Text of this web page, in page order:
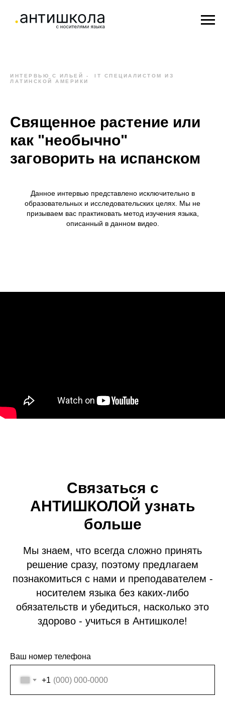
ИНТЕРВЬЮ С ИЛЬЕЙ - IT СПЕЦИАЛИСТОМ ИЗ
ЛАТИНСКОЙ АМЕРИКИ
Священное растение или
как "необычно"
заговорить на испанском
Данное интервью представлено исключительно в
образовательных и исследовательских целях. Мы не
призываем вас практиковать метод изучения языка,
описанный в данном видео.
Связаться с
АНТИШКОЛОЙ узнать
больше
Мы знаем, что всегда сложно принять
решение сразу, поэтому предлагаем
познакомиться с нами и преподавателем -
носителем языка без каких-либо
обязательств и убедиться, насколько это
здорово - учиться в Антишколе!
Ваш номер телефона
+1